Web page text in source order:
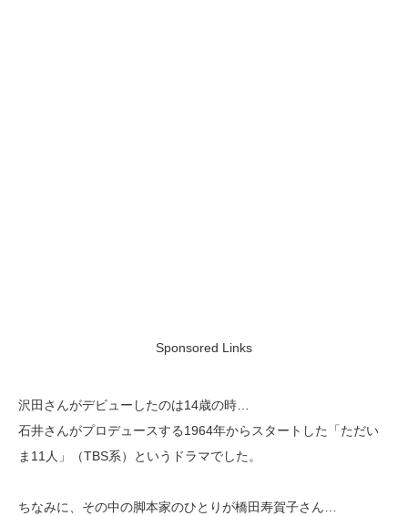
Sponsored Links
沢田さんがデビューしたのは14歳の時…
石井さんがプロデュースする1964年からスタートした「ただい
ま11人」（TBS系）というドラマでした。
ちなみに、その中の脚本家のひとりが橋田寿賀子さん…